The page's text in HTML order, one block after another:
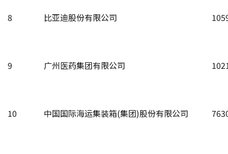
8 比亚迪股份有限公司
9 广州医药集团有限公司
10 中国国际海运集装箱(集团)股份有限公司